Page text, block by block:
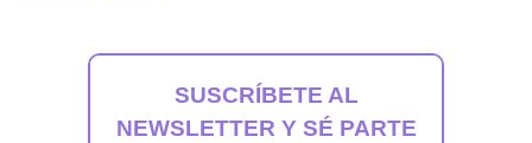
SUSCRÍBETE AL
NEWSLETTER Y SÉ PARTE